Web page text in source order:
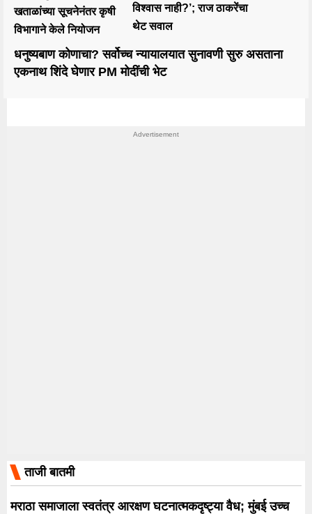
खताळांच्या सूचनेनंतर कृषी
विभागाने केले नियोजन
विश्वास नाही?’; राज ठाकरेंचा
थेट सवाल
धनुष्यबाण कोणाचा? सर्वोच्च न्यायालयात सुनावणी सुरु असताना
एकनाथ शिंदे घेणार PM मोदींची भेट
ताजी बातमी
मराठा समाजाला स्वतंत्र आरक्षण घटनात्मकदृष्ट्या वैध; मुंबई उच्च